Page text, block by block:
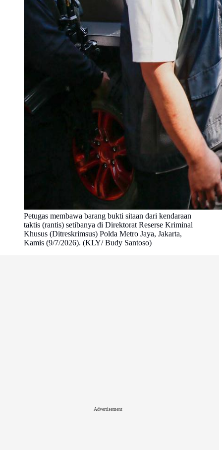
Petugas membawa barang bukti sitaan dari kendaraan
taktis (rantis) setibanya di Direktorat Reserse Kriminal
Khusus (Ditreskrimsus) Polda Metro Jaya, Jakarta,
Kamis (9/7/2026). (KLY/ Budy Santoso)
Advertisement